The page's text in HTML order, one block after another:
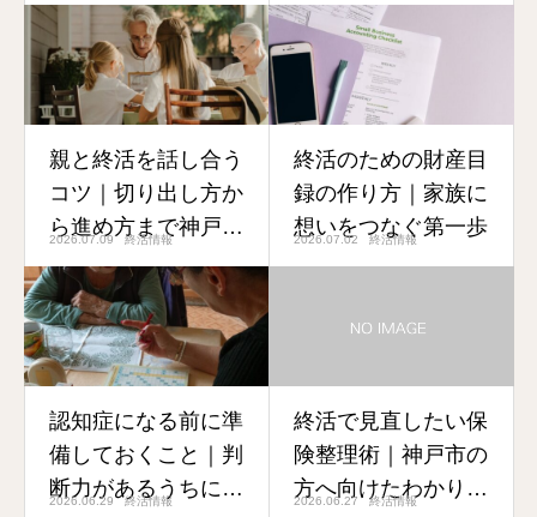
親と終活を話し合う
コツ｜切り出し方か
ら進め方まで神戸の
専門家が解説
2026.07.09 終活情報
終活のための財産目
録の作り方｜家族に
想いをつなぐ第一歩
2026.07.02 終活情報
認知症になる前に準
備しておくこと｜判
断力があるうちに始
2026.06.29 終活情報
終活で見直したい保
険整理術｜神戸市の
方へ向けたわかりや
2026.06.27 終活情報